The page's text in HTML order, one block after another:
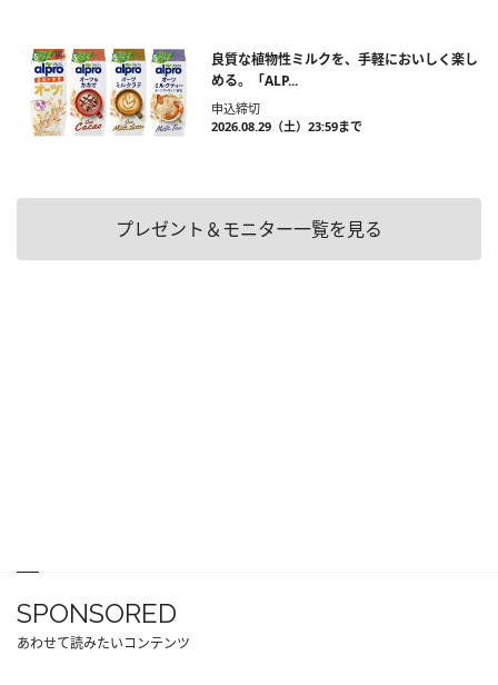
良質な植物性ミルクを、手軽においしく楽し
める。「ALP...
申込締切
2026.08.29（土）23:59まで
プレゼント＆モニター一覧を見る
SPONSORED
あわせて読みたいコンテンツ